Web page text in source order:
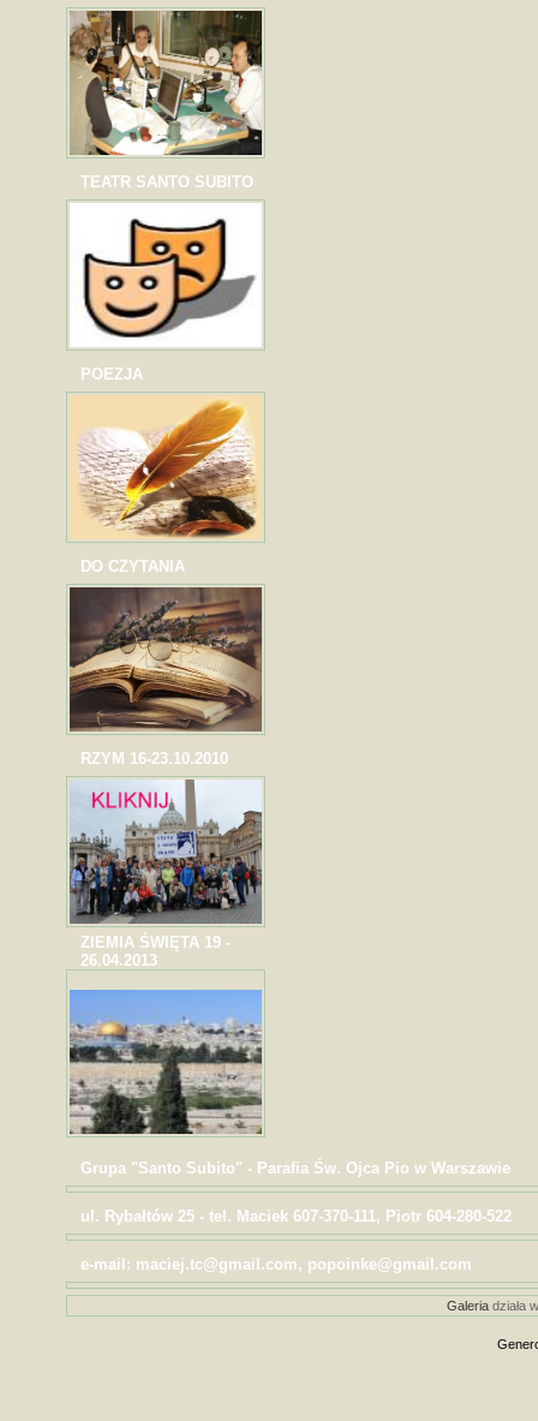
TEATR SANTO SUBITO
POEZJA
DO CZYTANIA
RZYM 16-23.10.2010
ZIEMIA ŚWIĘTA 19 -
26.04.2013
Grupa "Santo Subito" - Parafia Św. Ojca Pio w Warszawie
ul. Rybałtów 25 - tel. Maciek 607-370-111, Piotr 604-280-522
e-mail: maciej.tc@gmail.com, popoinke@gmail.com
Galeriadziała